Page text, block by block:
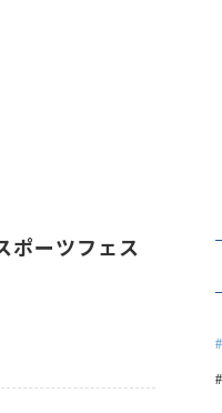
ポーツフェス